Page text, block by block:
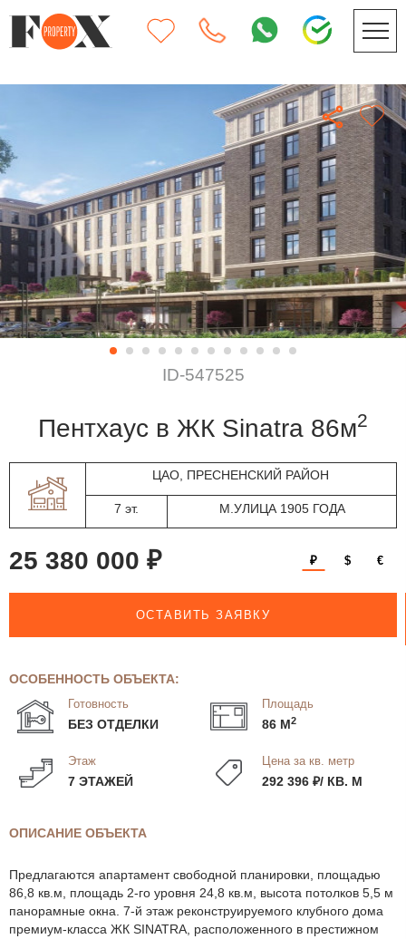
ID-547525
пентхаус в ЖК Sinatra 86м2
ЦАО, ПРЕСНЕНСКИЙ РАЙОН
7 эт. М.УЛИЦА 1905 ГОДА
25 380 000 ₽ ₽ $ €
ОСТАВИТЬ ЗАЯВКУ
ОСОБЕННОСТЬ ОБЪЕКТА:
Готовность
БЕЗ ОТДЕЛКИ
Площадь
86 М2
Этаж
7 ЭТАЖЕЙ
Цена за кв. метр
292 396 ₽/ КВ. М
ОПИСАНИЕ ОБЪЕКТА
Предлагаются апартамент свободной планировки, площадью
86,8 кв.м, площадь 2-го уровня 24,8 кв.м, высота потолков 5,5 м
панорамные окна. 7-й этаж реконструируемого клубного дома
премиум-класса ЖК SINATRA, расположенного в престижном